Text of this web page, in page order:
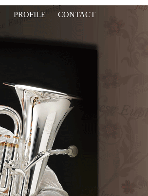
PROFILE CONTACT